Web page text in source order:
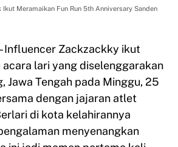
Ikut Meramaikan Fun Run 5th Anniversary Sanden
Influencer Zackzackky ikut
lari yang diselenggarakan
Jawa Tengah pada Minggu, 25
dengan jajaran atlet
di kota kelahirannya
menyenangkan